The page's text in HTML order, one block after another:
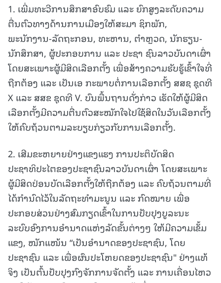
1. ເພີ່ມທະວີການສຶກສາອົບຮົມ ແລະ ຍົກສູງລະດັບຄວາມ
ຕື່ນຕົວທາງດ້ານການເມືອງໃຫ້ສະມາ ຊິກພັກ,
ພະນັກງານ-ລັດຖະກອນ, ທະຫານ, ຕຳຫຼວດ, ນັກຮຽນ-
ນັກສຶກສາ, ຜູ້ປະກອບການ ແລະ ປະຊາ ຊົນລາວບັນດາເຜົ່າ
ໂດຍສະເພາະຜູ້ມີສິດເລືອກຕັ້ງ ເພື່ອສ້າງຄວາມຮັບຮູ້ເຂົ້າໃຈທີ່
ຖືກຕ້ອງ ແລະ ເປັນເອ ກະພາບຕໍ່ການເລືອກຕັ້ງ ສສຊ ຊຸດທີ
X ແລະ ສສຂ ຊຸດທີ V. ບົນພື້ນຖານດັ່ງກ່າວ ເຮັດໃຫ້ຜູ້ມີສິດ
ເລືອກຕັ້ງມີຄວາມຕື່ນຕົວສະໝັກໃຈໄປໃຊ້ສິດໃນວັນເລືອກຕັ້ງ
ໃຫ້ຄົບຖ້ວນຕາມລະບຽບກ່ຽວກັບການເລືອກຕັ້ງ.
2. ເສີມຂະຫຍາຍຢ່າງແຂງແຮງ ການປະຕິບັດສິດ
ປະຊາທິປະໄຕຂອງປະຊາຊົນລາວບັນດາເຜົ່າ ໂດຍສະເພາະ
ຜູ້ມີສິດປ່ອນບັດເລືອກຕັ້ງໃຫ້ຖືກຕ້ອງ ແລະ ຄົບຖ້ວນຕາມທີ່
ໄດ້ກຳນົດໄວ້ໃນລັດຖະທຳມະນູນ ແລະ ກົດໝາຍ ເພື່ອ
ປະກອບສ່ວນຢ່າງສົມກຽດເຂົ້າໃນການປັບປຸງບູລະນະ
ລະບົບອົງການອໍານາດແຫ່ງລັດຂັ້ນຕ່າງໆ ໃຫ້ມີຄວາມເຂັ້ມ
ແຂງ, ໜັກແໜ້ນ “ເປັນອຳນາດຂອງປະຊາຊົນ, ໂດຍ
ປະຊາຊົນ ແລະ ເພື່ອຜົນປະໂຫຍດຂອງປະຊາຊົນ" ຢ່າງແທ້
ຈິງ ເປັນຕົ້ນປັບປຸງກົງຈັກການຈັດຕັ້ງ ແລະ ການເຄື່ອນໄຫວ